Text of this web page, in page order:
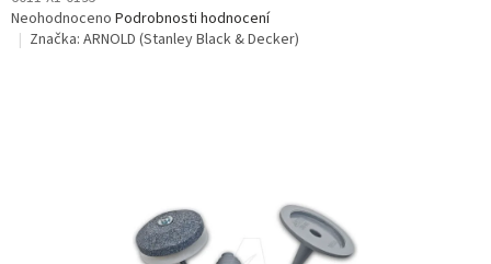
Průměrné
hodnocení
Neohodnoceno Podrobnosti hodnocení
Značka: ARNOLD (Stanley Black & Decker)